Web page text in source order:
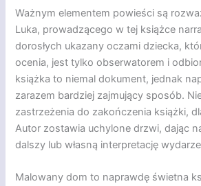
Ważnym elementem powieści są
Luka, prowadzącego w tej książce
dorosłych ukazany oczami dziecka,
ocenia, jest tylko obserwatorem i
książka to niemal dokument, jednak
zarazem bardziej zajmujący sposób.
zastrzeżenia do zakończenia książki,
Autor zostawia uchylone drzwi, dając
dalszy lub własną interpretację
Malowany dom to naprawdę świetna